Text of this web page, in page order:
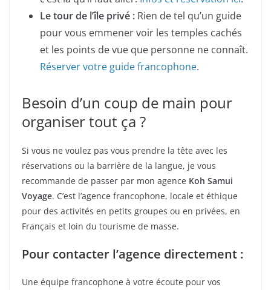
Le tour de l’île privé : Rien de tel qu’un guide
pour vous emmener voir les temples cachés
et les points de vue que personne ne connaît.
Réserver votre guide francophone.
Besoin d’un coup de main pour
organiser tout ça ?
Si vous ne voulez pas vous prendre la tête avec les
réservations ou la barrière de la langue, je vous
recommande de passer par mon agence Koh Samui
Voyage. C’est l’agence francophone, locale et éthique
pour des activités en petits groupes ou en privées, en
Français et loin du tourisme de masse.
Pour contacter l’agence directement :
Une équipe francophone à votre écoute pour vos